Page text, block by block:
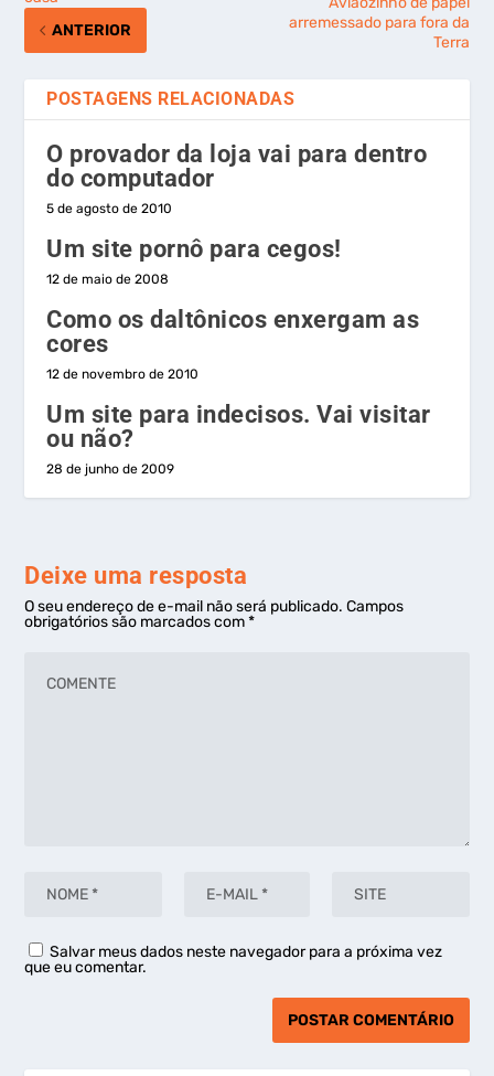
ANTERIOR
arremessado para fora da
Terra
POSTAGENS RELACIONADAS
O provador da loja vai para dentro
do computador
5 de agosto de 2010
Um site pornô para cegos!
12 de maio de 2008
Como os daltônicos enxergam as
cores
12 de novembro de 2010
Um site para indecisos. Vai visitar
ou não?
28 de junho de 2009
Deixe uma resposta
O seu endereço de e-mail não será publicado. Campos
obrigatórios são marcados com*
Salvar meus dados neste navegador para a próxima vez
que eu comentar.